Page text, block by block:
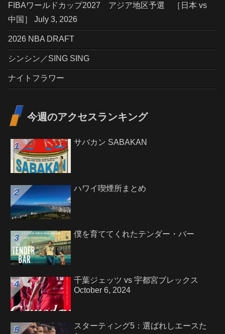
FIBAワールドカップ2027 アジア地区予選 ［日本 vs
中国］ July 3, 2026
2026 NBA DRAFT
シンシン／SING SING
ナイトフラワー
今週のアクセスランキング
サバカン SABAKAN
ハワイ喫煙所まとめ
僕を育ててくれたテンダー・バー
千葉ジェッツ vs 宇都宮ブレックス
October 6, 2024
スターティング5：選ばれしエースた